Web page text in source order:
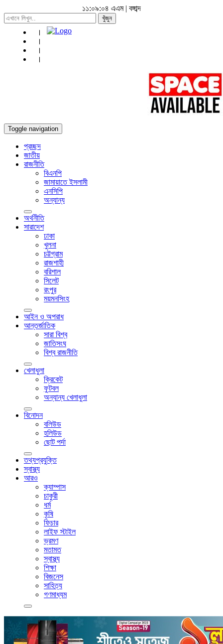
১১:০৯:০৬ এএম| বঙ্গাব্দ
খুঁজুন
Toggle navigation
প্রচ্ছদ
জাতীয়
রাজনীতি
বিএনপি
জামায়াতে ইসলামী
এনসিপি
অন্যান্য
অর্থনীতি
সারাদেশ
ঢাকা
খুলনা
চট্টগ্রাম
রাজশাহী
বরিশাল
সিলেট
রংপুর
ময়মনসিংহ
আইন ও অপরাধ
আন্তর্জাতিক
সারা বিশ্ব
জাতিসংঘ
বিশ্ব রাজনীতি
খেলাধুলা
ক্রিকেট
ফুটবল
অন্যান্য খেলাধুলা
বিনোদন
বলিউড
হলিউড
ছোট পর্দা
তথ্যপ্রযুক্তি
স্বাস্থ্য
আরও
ক্যাম্পাস
চাকুরী
ধর্ম
কৃষি
ফিচার
লাইফ স্টাইল
ভ্রমণ
মতামত
স্বাস্থ্য
শিক্ষা
বিজনেস
সাহিত্য
গণমাধ্যম